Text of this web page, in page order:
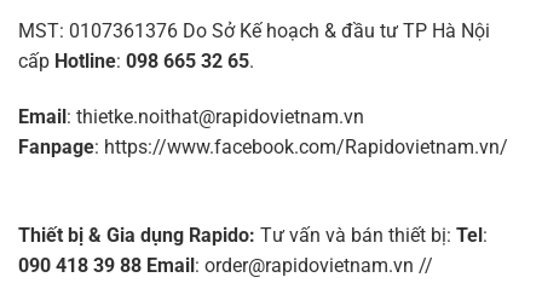
MST: 0107361376 Do Sở Kế hoạch & đầu tư TP Hà Nội
cấp Hotline: 098 665 32 65.
Email: thietke.noithat@rapidovietnam.vn
Fanpage: https://www.facebook.com/Rapidovietnam.vn/
Thiết bị & Gia dụng Rapido: Tư vấn và bán thiết bị: Tel:
090 418 39 88 Email: order@rapidovietnam.vn //